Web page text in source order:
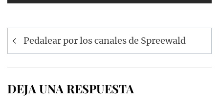
Navegación
de
Pedalear por los canales de Spreewald
DEJA UNA RESPUESTA